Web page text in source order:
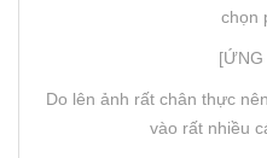
chọn
[ỨNG
Do lên ảnh rất chân thực
vào rất nhiều